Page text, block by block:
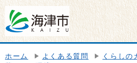
ホーム よくある質問
くらしの